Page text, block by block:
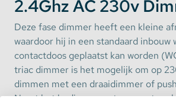
2.4Ghz AC 230v
Deze fase dimmer heeft een kleine
waardoor hij in een standaard inbouw
contactdoos geplaatst kan worden
triac dimmer is het mogelijk om op
dimmen met een draaidimmer of
Naast het bedienen met een vaste